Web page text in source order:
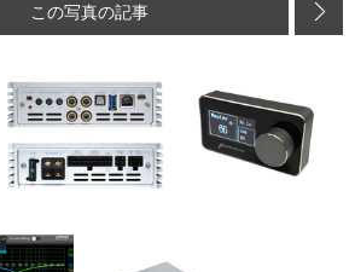
この写真の記事